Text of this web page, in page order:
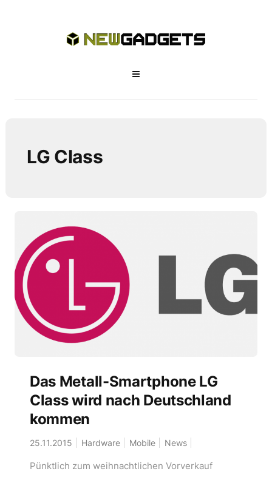
LG Class
Das Metall-Smartphone LG
Class wird nach Deutschland
kommen
25.11.2015 Hardware Mobile News
Pünktlich zum weihnachtlichen Vorverkauf